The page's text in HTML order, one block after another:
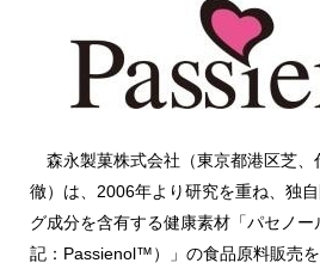
森永製菓株式会社（東京都港区芝、
徹）は、2006年より研究を重ね、独
グ成分を含有する健康素材「パセノ
記：Passienol™）」の食品原料販売を